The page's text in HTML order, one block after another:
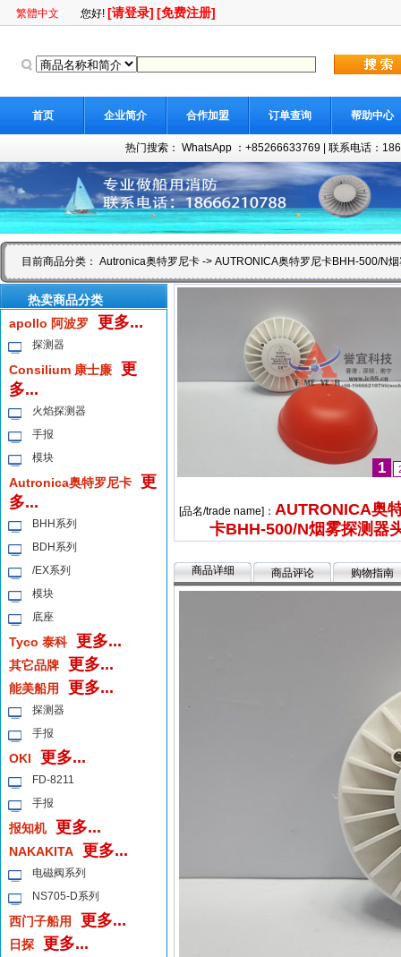
繁體中文 您好! [请登录] [免费注册]
首页 企业简介 合作加盟 订单查询 帮助中心
热门搜索： WhatsApp ：+85266633769 联系电话：
目前商品分类： Autronica奥特罗尼卡 -> AUTRONICA奥特罗尼卡BHH-500/N
热卖商品分类
apollo 阿波罗
更多...
探测器
Consilium 康士廉
更
多...
火焰探测器
手报
模块
Autronica奥特罗尼卡
更
多...
BHH系列
BDH系列
/EX系列
模块
底座
Tyco 泰科 更多...
其它品牌 更多...
能美船用 更多...
探测器
手报
OKI 更多...
FD-8211
手报
报知机 更多...
NAKAKITA 更多...
电磁阀系列
NS705-D系列
西门子船用 更多...
日探 更多...
1
[品名/trade name]： AUTRONICA奥
卡BHH-500/N烟雾探测器
商品详细 商品评论 购物指南